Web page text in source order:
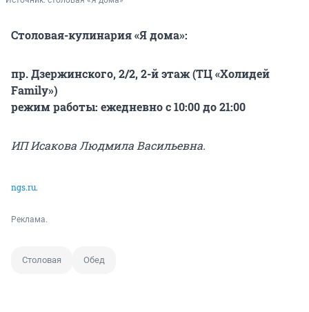
Столовая-кулинария «Я дома»:
пр. Дзержинского, 2/2, 2-й этаж (ТЦ «Холидей
Family»)
режим работы: ежедневно с 10:00 до 21:00
ИП Исакова Людмила Васильевна.
ngs.ru.
Реклама.
Столовая Обед